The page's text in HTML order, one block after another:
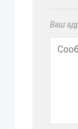
Ваш